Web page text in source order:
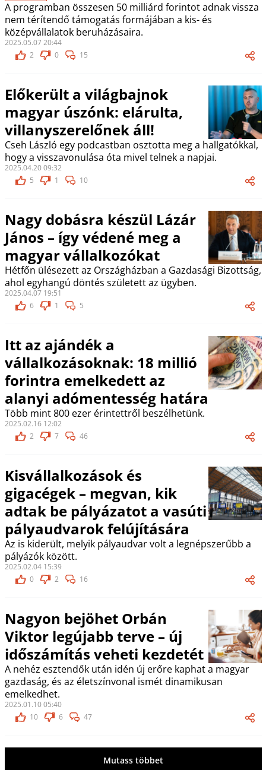
A programban összesen 50 milliárd forintot adnak vissza
nem térítendő támogatás formájában a kis- és
középvállalatok beruházásaira.
2025.05.07 20:44
2
0 15
Előkerült a világbajnok
magyar úszónk: elárulta,
villanyszerelőnek áll!
Cseh László egy podcastban osztotta meg a hallgatókkal,
hogy a visszavonulása óta mivel telnek a napjai.
2025.04.20 09:32
5
1 10
Nagy dobásra készül Lázár
János – így védené meg a
magyar vállalkozókat
Hétfőn ülésezett az Országházban a Gazdasági Bizottság,
ahol egyhangú döntés született az ügyben.
2025.04.07 19:51
6
1 5
Itt az ajándék a
vállalkozásoknak: 18 millió
forintra emelkedett az
alanyi adómentesség határa
Több mint 800 ezer érintettről beszélhetünk.
2025.02.16 12:02
2
7 46
Kisvállalkozások és
gigacégek – megvan, kik
adtak be pályázatot a vasúti
pályaudvarok felújítására
Az is kiderült, melyik pályaudvar volt a legnépszerűbb a
pályázók között.
2025.02.04 15:39
0
2 16
Nagyon bejöhet Orbán
Viktor legújabb terve – új
időszámítás veheti kezdetét
A nehéz esztendők után idén új erőre kaphat a magyar
gazdaság, és az életszínvonal ismét dinamikusan
emelkedhet.
2025.01.10 05:40
10
6 47
Mutass többet